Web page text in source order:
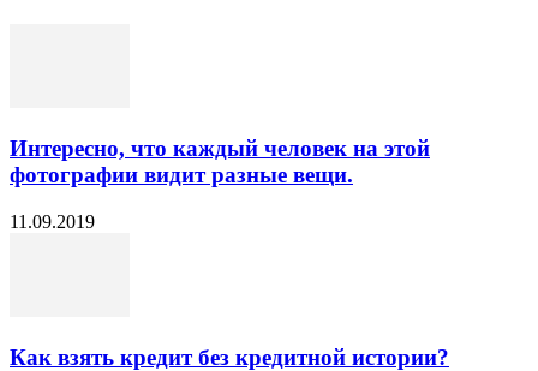
Интересно, что каждый человек на этой
фотографии видит разные вещи.
11.09.2019
Как взять кредит без кредитной истории?